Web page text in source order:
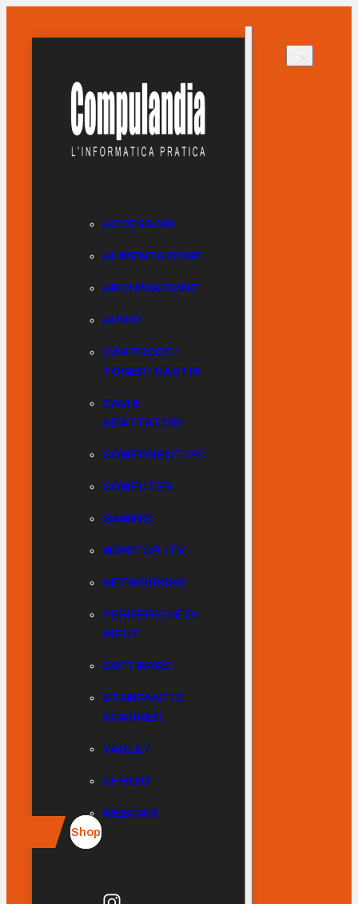
ACCESSORI
ALIMENTAZIONE
ARCHIVIAZIONE
AUDIO
CARTUCCE /
TONER / NASTRI
CAVI E
ADATTATORI
COMPONENTI PC
COMPUTER
GAMING
MONITOR / TV
NETWORKING
PERIFERICHE DI
INPUT
SOFTWARE
STAMPANTI E
SCANNER
TABLET
UFFICIO
WEBCAM
Shop